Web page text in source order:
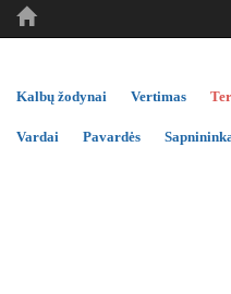
Kalbų žodynai Vertimas
Vardai Pavardės